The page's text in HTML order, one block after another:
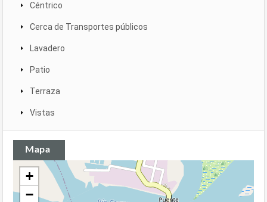
Céntrico
Cerca de Transportes públicos
Lavadero
Patio
Terraza
Vistas
Mapa
+
−